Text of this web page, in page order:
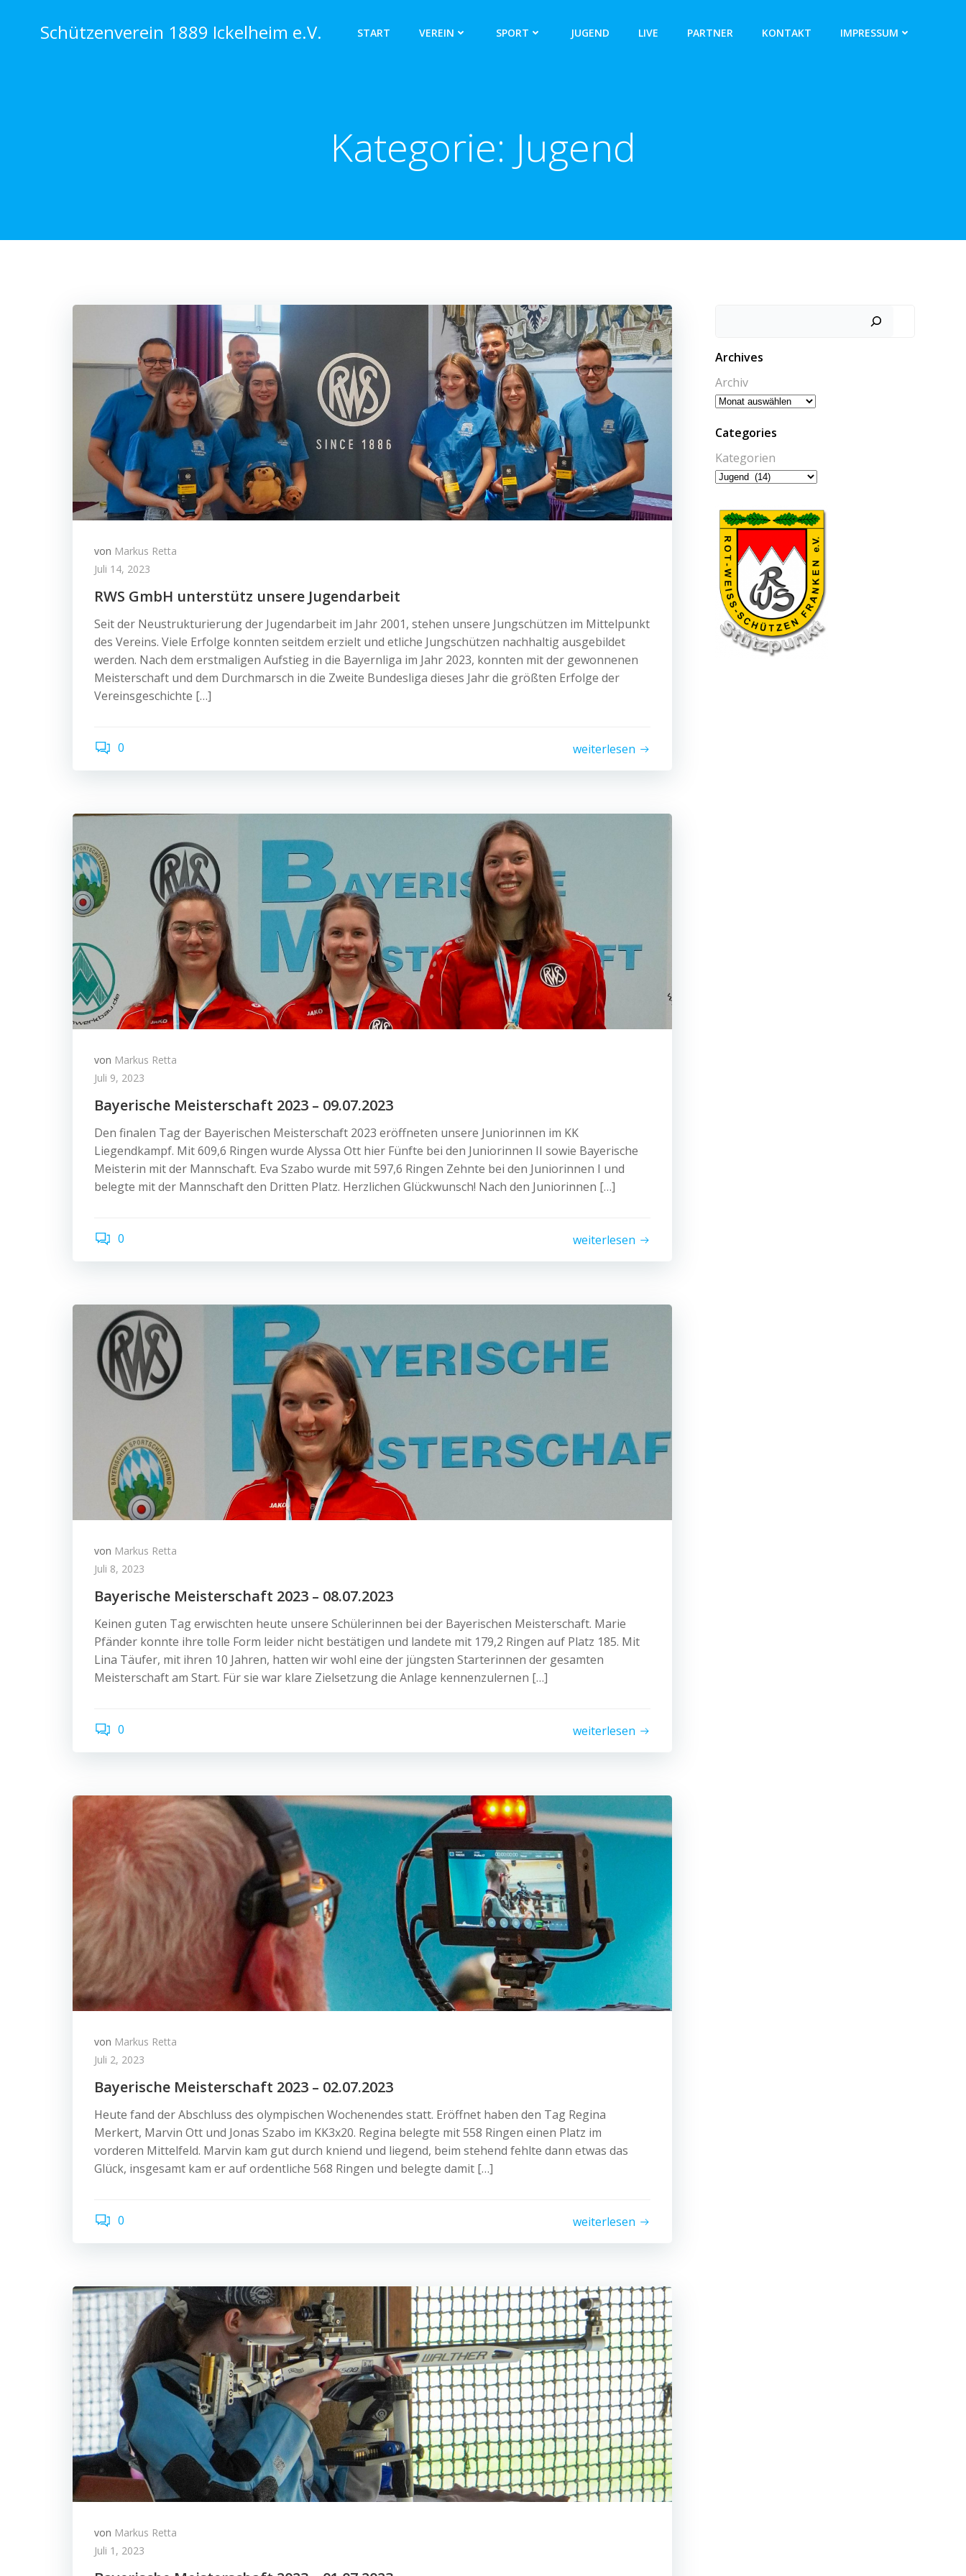
springenSchützenverein 1889 Ickelheim e.V. START VEREIN SPORT JUGEND LIVE PARTNER KONTAKT IMPRESSUM
Kategorie: Jugend
von Markus Retta
Juli 14, 2023
RWS GmbH unterstütz unsere Jugendarbeit
Seit der Neustrukturierung der Jugendarbeit im Jahr 2001, stehen unsere Jungschützen im Mittelpunkt
des Vereins. Viele Erfolge konnten seitdem erzielt und etliche Jungschützen nachhaltig ausgebildet
werden. Nach dem erstmaligen Aufstieg in die Bayernliga im Jahr 2023, konnten mit der gewonnenen
Meisterschaft und dem Durchmarsch in die Zweite Bundesliga dieses Jahr die größten Erfolge der
Vereinsgeschichte […]
0 weiterlesen
von Markus Retta
Juli 9, 2023
Bayerische Meisterschaft 2023 – 09.07.2023
Den finalen Tag der Bayerischen Meisterschaft 2023 eröffneten unsere Juniorinnen im KK
Liegendkampf. Mit 609,6 Ringen wurde Alyssa Ott hier Fünfte bei den Juniorinnen II sowie Bayerische
Meisterin mit der Mannschaft. Eva Szabo wurde mit 597,6 Ringen Zehnte bei den Juniorinnen I und
belegte mit der Mannschaft den Dritten Platz. Herzlichen Glückwunsch! Nach den Juniorinnen […]
0 weiterlesen
von Markus Retta
Juli 8, 2023
Bayerische Meisterschaft 2023 – 08.07.2023
Keinen guten Tag erwischten heute unsere Schülerinnen bei der Bayerischen Meisterschaft. Marie
Pfänder konnte ihre tolle Form leider nicht bestätigen und landete mit 179,2 Ringen auf Platz 185. Mit
Lina Täufer, mit ihren 10 Jahren, hatten wir wohl eine der jüngsten Starterinnen der gesamten
Meisterschaft am Start. Für sie war klare Zielsetzung die Anlage kennenzulernen […]
0 weiterlesen
von Markus Retta
Juli 2, 2023
Bayerische Meisterschaft 2023 – 02.07.2023
Heute fand der Abschluss des olympischen Wochenendes statt. Eröffnet haben den Tag Regina
Merkert, Marvin Ott und Jonas Szabo im KK3x20. Regina belegte mit 558 Ringen einen Platz im
vorderen Mittelfeld. Marvin kam gut durch kniend und liegend, beim stehend fehlte dann etwas das
Glück, insgesamt kam er auf ordentliche 568 Ringen und belegte damit […]
0 weiterlesen
von Markus Retta
Juli 1, 2023
Archives
Archiv
Categories
Kategorien